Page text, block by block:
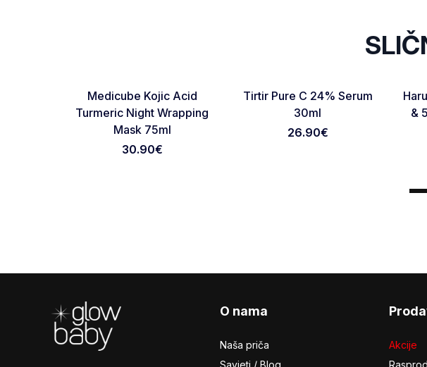
Otkaži
Medicube Kojic Acid
Turmeric Night Wrapping
Mask 75ml
30.90€
Favorite
Tirtir Pure C 24% Serum
30ml
26.90€
&
O nama
Naša priča
Savjeti / Blog
Akcije